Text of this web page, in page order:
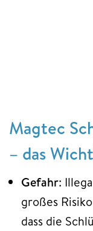
Magtec
– das
Gefahr:
großes
dass die